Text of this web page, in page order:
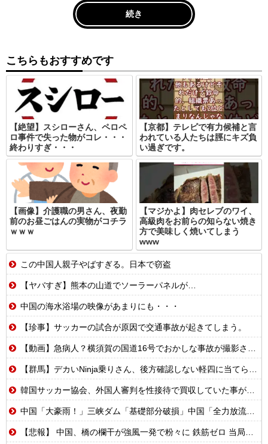
続き
こちらもおすすめです
【絶望】スシローさん、ペロペ
ロ事件で失った物がコレ・・・
終わりすぎ・・・
【京都】テレビで有力候補と言
われている人たちは脛にキズ負
い過ぎです。
【画像】介護職の男さん、夜勤
前のお昼ごはんの実物がコチラ
ｗｗｗ
【マジかよ】肉セレブのワイ、
高級肉をお前らの知らない焼き
方で美味しく焼いてしまう
www
この中国人親子やばすぎる。日本で窃盗
【ヤバすぎ】熊本の山道でソーラーパネルが…
中国の海水浴場の映像があまりにも・・・
【珍事】サッカーの試合が原因で交通事故が起きてしまう。
【動画】急病人？横須賀の国道16号でおかしな事故が撮影される。
【群馬】デカいNinja乗りさん、後方確認しない軽四に当てられてしまう。
韓国サッカー協会、外国人審判を性接待で買収していた事が判明
中国「大豪雨！」三峡ダム「基礎部分破損」中国「全力放流！」台風13号「中国上陸予測」台風15号「中国接近（画像」中国「台風同時上陸！（穀物生産が壊滅危機」→
【悲報】 中国、橋の欄干が強風一発で粉々に 鉄筋ゼロ 当局「接着剤でくっつけただけ」「正常で、品質問題はない」